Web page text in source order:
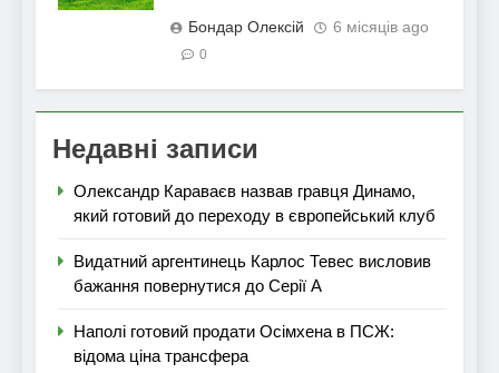
Бондар Олексій 6 місяців ago
0
Недавні записи
Олександр Караваєв назвав гравця Динамо,
який готовий до переходу в європейський клуб
Видатний аргентинець Карлос Тевес висловив
бажання повернутися до Серії А
Наполі готовий продати Осімхена в ПСЖ:
відома ціна трансфера